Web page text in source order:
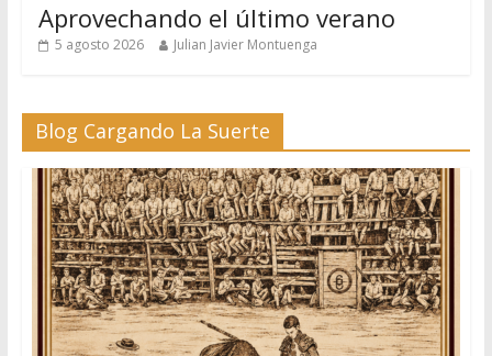
Aprovechando el último verano
5 agosto 2026 Julian Javier Montuenga
Blog Cargando La Suerte